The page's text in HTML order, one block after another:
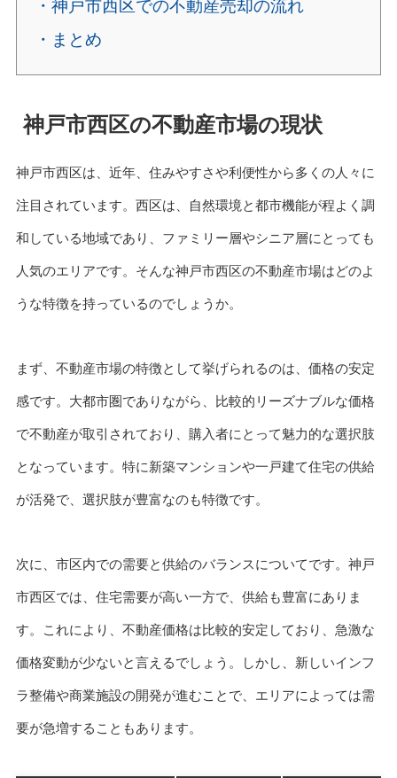
・神戸市西区での不動産売却の流れ
・まとめ
神戸市西区の不動産市場の現状
神戸市西区は、近年、住みやすさや利便性から多くの人々に
注目されています。西区は、自然環境と都市機能が程よく調
和している地域であり、ファミリー層やシニア層にとっても
人気のエリアです。そんな神戸市西区の不動産市場はどのよ
うな特徴を持っているのでしょうか。
まず、不動産市場の特徴として挙げられるのは、価格の安定
感です。大都市圏でありながら、比較的リーズナブルな価格
で不動産が取引されており、購入者にとって魅力的な選択肢
となっています。特に新築マンションや一戸建て住宅の供給
が活発で、選択肢が豊富なのも特徴です。
次に、市区内での需要と供給のバランスについてです。神戸
市西区では、住宅需要が高い一方で、供給も豊富にありま
す。これにより、不動産価格は比較的安定しており、急激な
価格変動が少ないと言えるでしょう。しかし、新しいインフ
ラ整備や商業施設の開発が進むことで、エリアによっては需
要が急増することもあります。